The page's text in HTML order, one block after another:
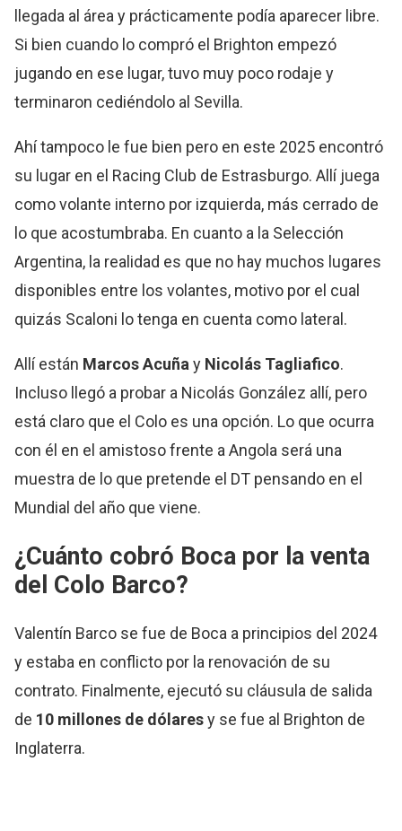
llegada al área y prácticamente podía aparecer libre.
Si bien cuando lo compró el Brighton empezó
jugando en ese lugar, tuvo muy poco rodaje y
terminaron cediéndolo al Sevilla.
Ahí tampoco le fue bien pero en este 2025 encontró
su lugar en el Racing Club de Estrasburgo. Allí juega
como volante interno por izquierda, más cerrado de
lo que acostumbraba. En cuanto a la Selección
Argentina, la realidad es que no hay muchos lugares
disponibles entre los volantes, motivo por el cual
quizás Scaloni lo tenga en cuenta como lateral.
Allí están Marcos Acuñay Nicolás Tagliafico.
Incluso llegó a probar a Nicolás González allí, pero
está claro que el Colo es una opción. Lo que ocurra
con él en el amistoso frente a Angola será una
muestra de lo que pretende el DT pensando en el
Mundial del año que viene.
¿Cuánto cobró Boca por la venta
del Colo Barco?
Valentín Barco se fue de Boca a principios del 2024
y estaba en conflicto por la renovación de su
contrato. Finalmente, ejecutó su cláusula de salida
de 10 millones de dólaresy se fue al Brighton de
Inglaterra.